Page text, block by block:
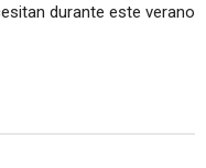
durante este verano